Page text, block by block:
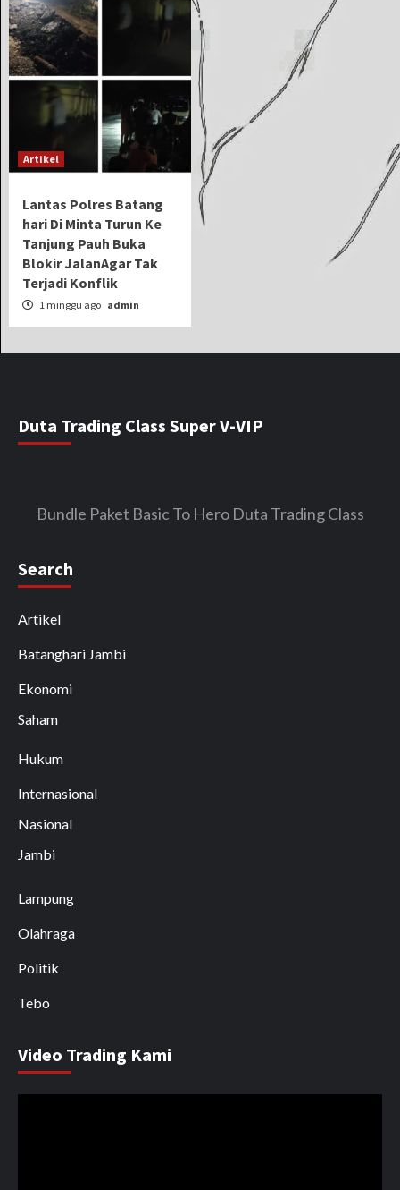
Artikel
Lantas Polres Batang
hari Di Minta Turun Ke
Tanjung Pauh Buka
Blokir JalanAgar Tak
Terjadi Konflik
1 minggu ago admin
Duta Trading Class Super V-VIP
Bundle Paket Basic To Hero Duta Trading Class
Search
Artikel
Batanghari Jambi
Ekonomi
Saham
Hukum
Internasional
Nasional
Jambi
Lampung
Olahraga
Politik
Tebo
Video Trading Kami